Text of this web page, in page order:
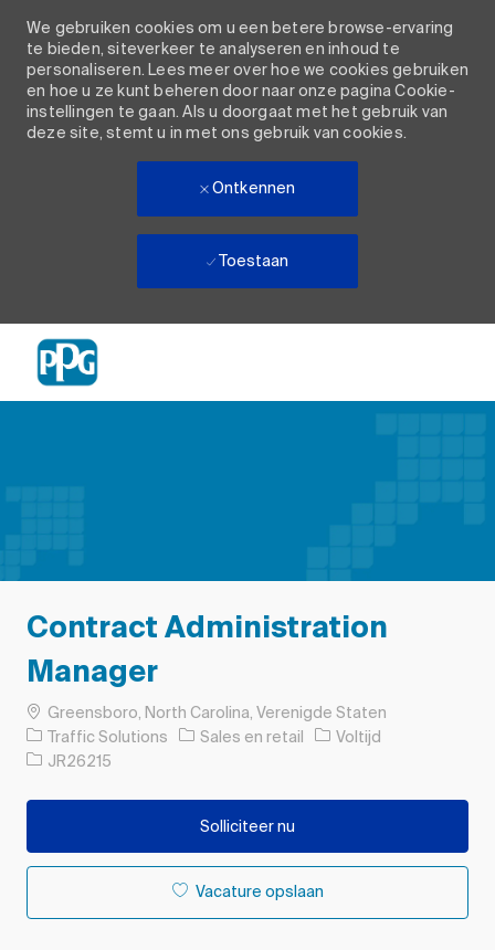
We gebruiken cookies om u een betere browse-ervaring
te bieden, siteverkeer te analyseren en inhoud te
personaliseren. Lees meer over hoe we cookies gebruiken
en hoe u ze kunt beheren door naar onze pagina Cookie-
instellingen te gaan. Als u doorgaat met het gebruik van
deze site, stemt u in met ons gebruik van cookies.
Ontkennen
Toestaan
Contract Administration
Manager
PlaatsGreensboro, North Carolina, Verenigde Staten
Traffic Solutions
Categorie
Sales en retail Soort baan
Voltijd
Taak-ID
JR26215
Solliciteer nu
Vacature opslaan